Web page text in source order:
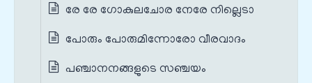
രേ രേ ഗോകുലചോര നേരേ നില്ലെടാ
പോരും പോരുമിന്നോരോ വീരവാദം
പഞ്ചാനനങ്ങളുടെ സഞ്ചയം